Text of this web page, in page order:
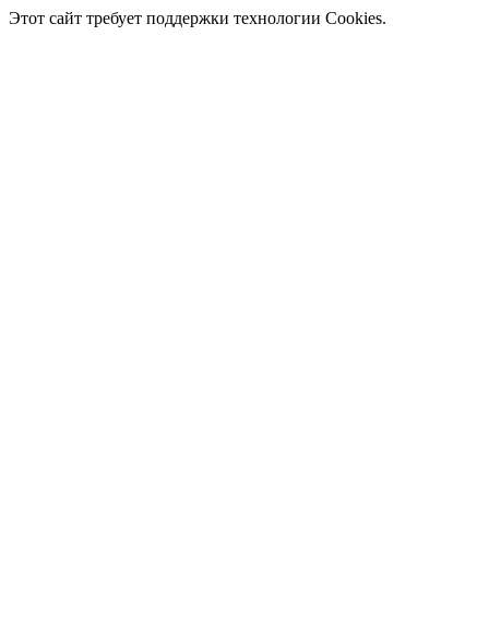
Этот сайт требует поддержки технологии Cookies.